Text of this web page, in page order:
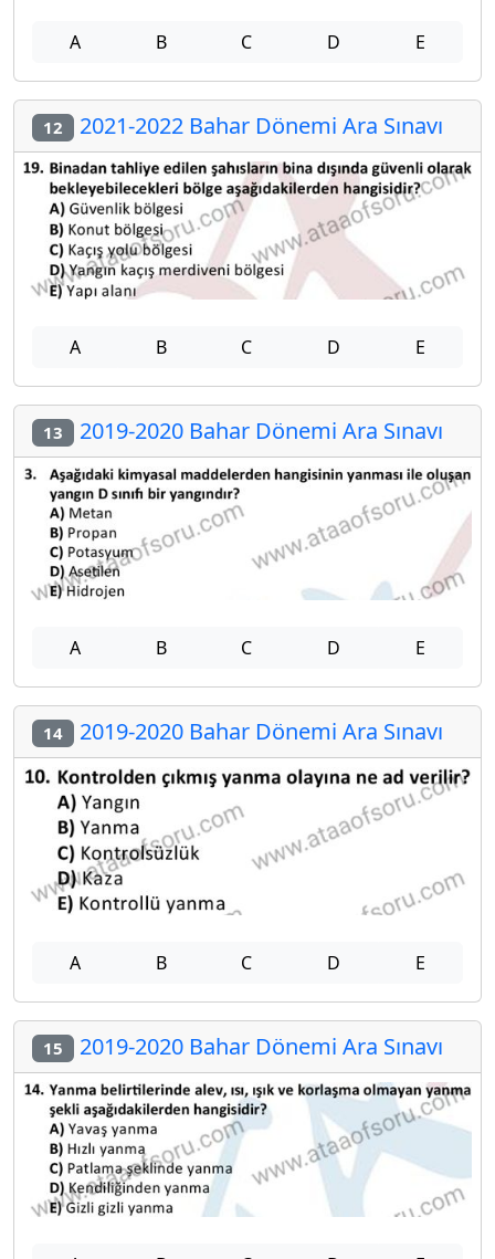
A B C D E
12 2021-2022 Bahar Dönemi Ara Sınavı
A B C D E
13 2019-2020 Bahar Dönemi Ara Sınavı
A B C D E
14 2019-2020 Bahar Dönemi Ara Sınavı
A B C D E
15 2019-2020 Bahar Dönemi Ara Sınavı